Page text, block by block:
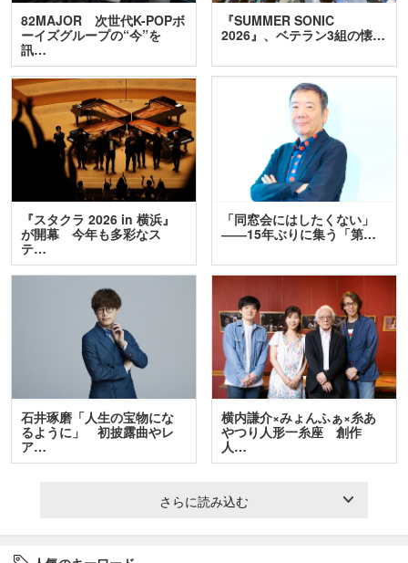
82MAJOR 次世代K-POPボ
ーイズグループの“今”を
訊…
『SUMMER SONIC
2026』、ベテラン3組の懐…
『スタクラ 2026 in 横浜』
が開幕 今年も多彩なス
テ…
「同窓会にはしたくない」
――15年ぶりに集う「第…
石井琢磨「人生の宝物にな
るように」 初披露曲やレ
ア…
横内謙介×みょんふぁ×糸あ
やつり人形一糸座 創作
人…
さらに読み込む